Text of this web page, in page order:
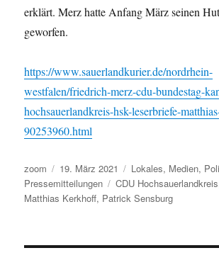
erklärt. Merz hatte Anfang März seinen
geworfen.
https://www.sauerlandkurier.de/nordrhein-
westfalen/friedrich-merz-cdu-bundestag-
hochsauerlandkreis-hsk-leserbriefe-
90253960.html
Autor
zoom
Veröffentlicht
am
19. März 2021 Kategorien
Lokales, Medien,
Pressemitteilungen
Schlagwörter
CDU Hochsauerlandkreis
Matthias Kerkhoff, Patrick Sensburg